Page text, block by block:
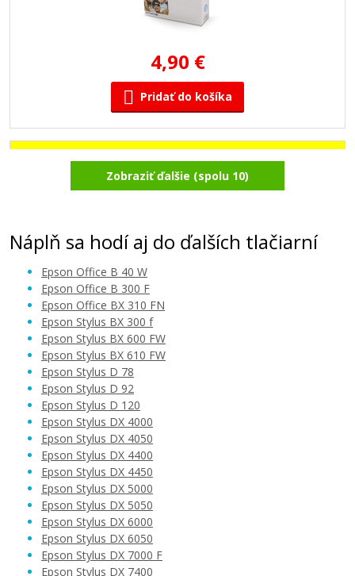
4,90 €
Pridať do košíka
Kompatibilná náplň s EPSON T0714 (Žltá)
4,90 €
Sada kompatibilných náplní s EPSON
T0711H
Súprava kompatibilných náplní
Zobraziť ďalšie (spolu 10)
Náplň sa hodí aj do ďalších tlačiarní
Epson Office B 40 W
Epson Office B 300 F
Epson Office BX 310 FN
Epson Stylus BX 300 f
Epson Stylus BX 600 FW
Epson Stylus BX 610 FW
Epson Stylus D 78
Epson Stylus D 92
Epson Stylus D 120
Epson Stylus DX 4000
Epson Stylus DX 4050
Epson Stylus DX 4400
Epson Stylus DX 4450
Epson Stylus DX 5000
Epson Stylus DX 5050
Epson Stylus DX 6000
Epson Stylus DX 6050
Epson Stylus DX 7000 F
Epson Stylus DX 7400